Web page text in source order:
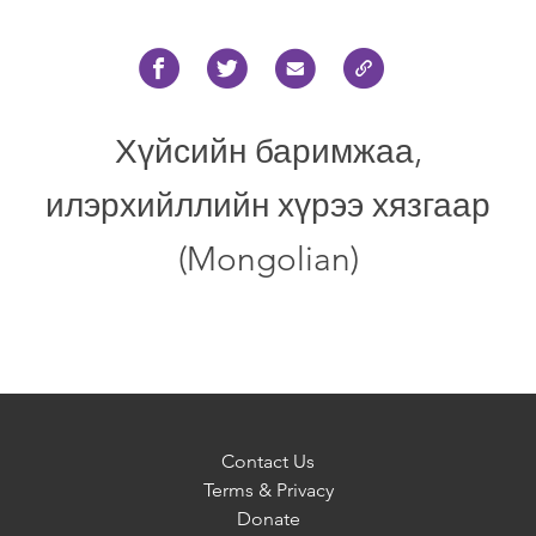
Хүйсийн баримжаа,
илэрхийллийн хүрээ хязгаар
(Mongolian)
Contact Us
Terms & Privacy
Donate